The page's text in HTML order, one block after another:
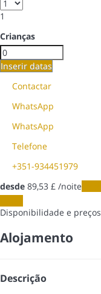
1
Crianças
Inserir datas
Contactar
WhatsApp
WhatsApp
Telefone
+351-934451979
desde 89,53 £ /noite
Disponibilidade e preços
Alojamento
Descrição